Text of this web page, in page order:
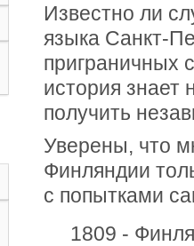
Известно ли
языка Санкт-
приграничных
история знает
получить
Уверены, что
Финляндии
с попытками
1809 -